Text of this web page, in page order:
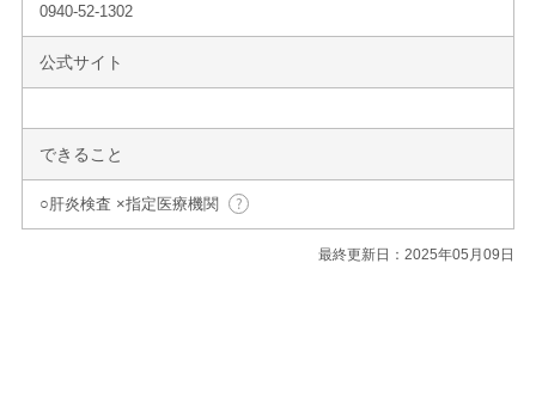
0940-52-1302
公式サイト
できること
○肝炎検査 ×指定医療機関
最終更新日：2025年05月09日